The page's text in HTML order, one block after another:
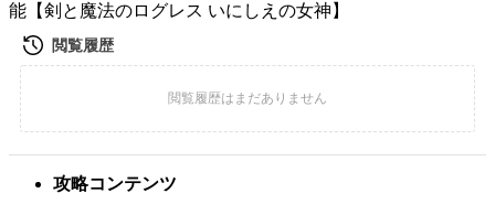
能【剣と魔法のログレス いにしえの女神】
攻略コンテンツ